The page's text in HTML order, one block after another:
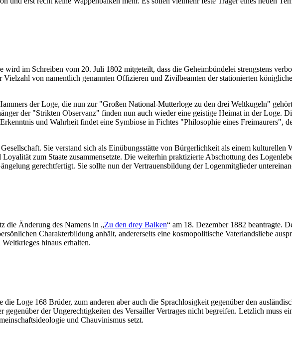
im Schreiben vom 20. Juli 1802 mitgeteilt, dass die Geheimbündelei strengstens
von namentlich genannten Offizieren und Zivilbeamten der stationierten
der Loge, die nun zur "Großen National-Mutterloge zu den drei Weltkugeln"
der "Strikten Observanz" finden nun auch wieder eine geistige Heimat in der Loge.
und Wahrheit findet eine Symbiose in Fichtes "Philosophie eines Freimaurers",
Sie verstand sich als Einübungsstätte von Bürgerlichkeit als einem kulturellen
zum Staate zusammensetzte. Die weiterhin praktizierte Abschottung des
gerechtfertigt. Sie sollte nun der Vertrauensbildung der Logenmitglieder
die Änderung des Namens in „Zu den drey Balken“ am 18. Dezember 1882 beantragte.
Charakterbildung anhält, andererseits eine kosmopolitische Vaterlandsliebe
hinaus erhalten.
Loge 168 Brüder, zum anderen aber auch die Sprachlosigkeit gegenüber den
der Ungerechtigkeiten des Versailler Vertrages nicht begreifen. Letzlich muss
und Chauvinismus setzt.